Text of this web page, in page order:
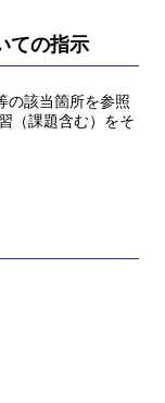
ての指示
の該当箇所を参照
（課題含む）をそ